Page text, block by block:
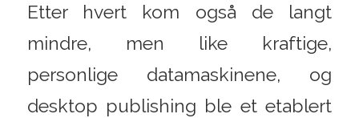
Etter hvert kom også de langt
mindre, men like kraftige,
personlige datamaskinene, og
desktop publishing ble et etablert